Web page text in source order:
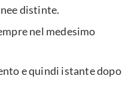
distinte.
nel medesimo
e quindi istante dopo